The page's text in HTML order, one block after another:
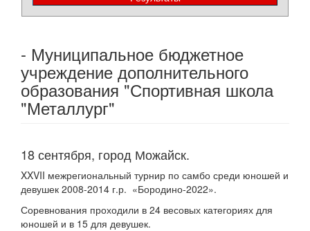
- Муниципальное бюджетное
учреждение дополнительного
образования "Спортивная школа
"Металлург"
18 сентября, город Можайск.
XXVII межрегиональный турнир по самбо среди юношей и
девушек 2008-2014 г.р. «Бородино-2022».
Соревнования проходили в 24 весовых категориях для
юношей и в 15 для девушек.